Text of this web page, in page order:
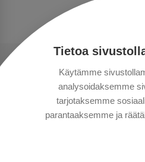
Tietoa
Käytämme
analysoidaksemme
tarjotaksemme
parantaaksemme ja